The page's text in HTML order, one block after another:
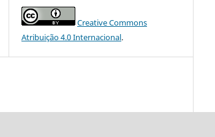
Creative Commons
Atribuição 4.0 Internacional.